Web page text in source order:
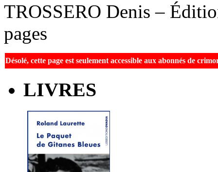
TROSSERO Denis –
pages
Désolé, cette page est seulement accessible aux abonnés de
LIVRES